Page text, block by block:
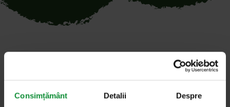
Consimțământ Detalii Despre
Toate articolele cu cuvântul
cheie „taxiulcubomboane”